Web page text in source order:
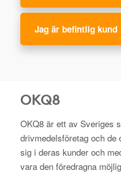
Jag är befintlig kund
OKQ8
OKQ8 är ett av Sveriges
drivmedelsföretag och de
sig i deras kunder och
vara den föredragna